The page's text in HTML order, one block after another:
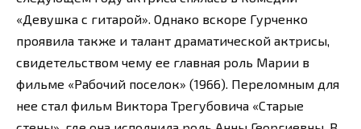
«Девушка с гитарой». Однако вскоре Гурченко
проявила также и талант драматической актрисы,
свидетельством чему ее главная роль Марии в
фильме «Рабочий поселок» (1966). Переломным для
нее стал фильм Виктора Трегубовича «Старые